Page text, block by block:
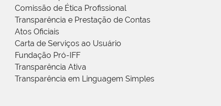
Comissão de Ética Profissional
Transparência e Prestação de Contas
Atos Oficiais
Carta de Serviços ao Usuário
Fundação Pró-IFF
Transparência Ativa
Transparência em Linguagem Simples